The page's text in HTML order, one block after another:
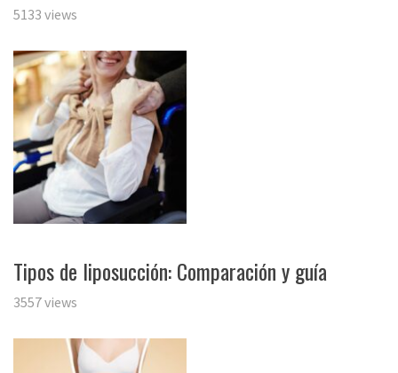
5133 views
Tipos de liposucción: Comparación y guía
3557 views